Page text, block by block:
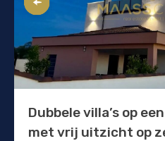
Dubbele villa’s op
met vrij uitzicht op